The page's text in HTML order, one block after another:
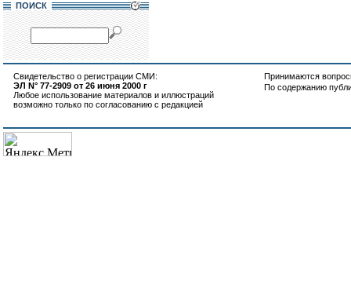
ПОИСК
Свидетельство о регистрации СМИ:
ЭЛ N° 77-2909 от 26 июня 2000 г
Любое использование материалов и иллюстраций
возможно только по согласованию с редакцией
Принимаются
По содержанию